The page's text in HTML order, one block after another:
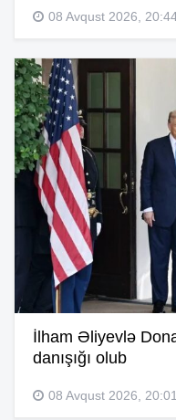
08 Avqust 2026,
İlham Əliyevlə
danışığı olub
08 Avqust 2026, 20:01